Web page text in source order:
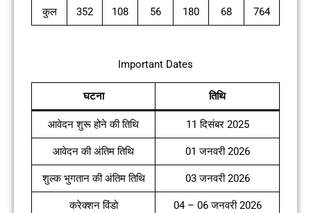
कुल 352 108 56 180 68 764
Important Dates
घटना तिथि
आवेदन शुरू होने की तिथि 11 दिसंबर 2025
आवेदन की अंतिम तिथि 01 जनवरी 2026
शुल्क भुगतान की अंतिम तिथि 03 जनवरी 2026
करेक्शन विंडो 04 – 06 जनवरी 2026